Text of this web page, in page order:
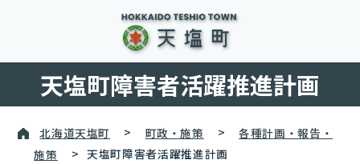
天塩町障害者活躍推進計画
北海道天塩町 > 町政・施策 >
各種計画・報告・
施策
> 天塩町障害者活躍推進計画